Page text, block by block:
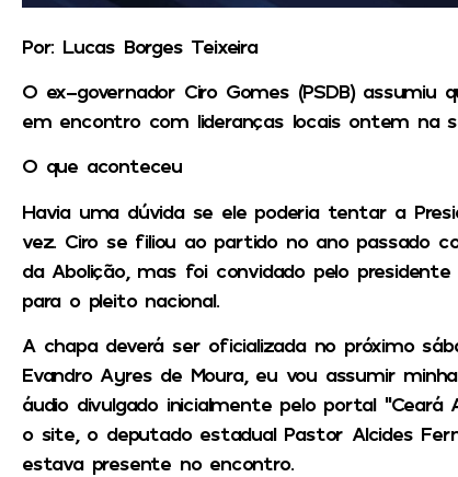
Por: Lucas Borges Teixeira
O ex-governador Ciro Gomes (PSDB) assumiu
em encontro com lideranças locais ontem na
O que aconteceu
Havia uma dúvida se ele poderia tentar a
vez. Ciro se filiou ao partido no ano passado
da Abolição, mas foi convidado pelo presidente
para o pleito nacional.
A chapa deverá ser oficializada no próximo
Evandro Ayres de Moura, eu vou assumir
áudio divulgado inicialmente pelo portal “Ceará
o site, o deputado estadual Pastor Alcides
estava presente no encontro.